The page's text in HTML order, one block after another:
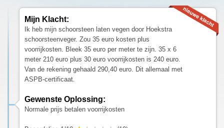
Mijn Klacht:
Ik heb mijn schoorsteen laten vegen door Hoekstra
schoorsteenveger. Zou 35 euro kosten plus
voorrijkosten. Bleek 35 euro per meter te zijn. 35 x 6
meter 210 euro plus 30 euro voorrijkosten is 240 euro.
Van de rekening gehaald 290,40 euro. Dit allemaal met
ASPB-certificaat.
Gewenste Oplossing:
Normale prijs betalen voorrijkosten